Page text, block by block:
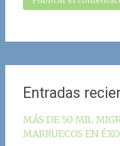
Entradas
MÁS DE 50 MIL
MARRUECOS EN